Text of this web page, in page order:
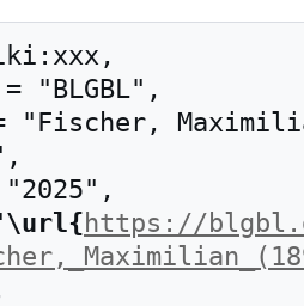
\url{ https://